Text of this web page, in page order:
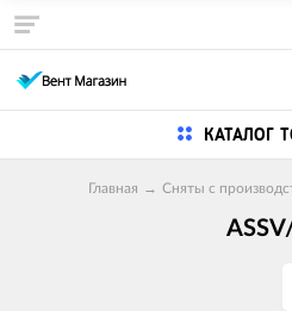
КАТАЛОГ
Главная → Сняты с